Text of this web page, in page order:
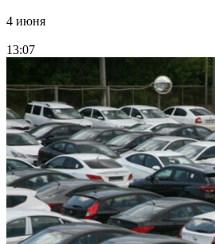
4 июня
13:07